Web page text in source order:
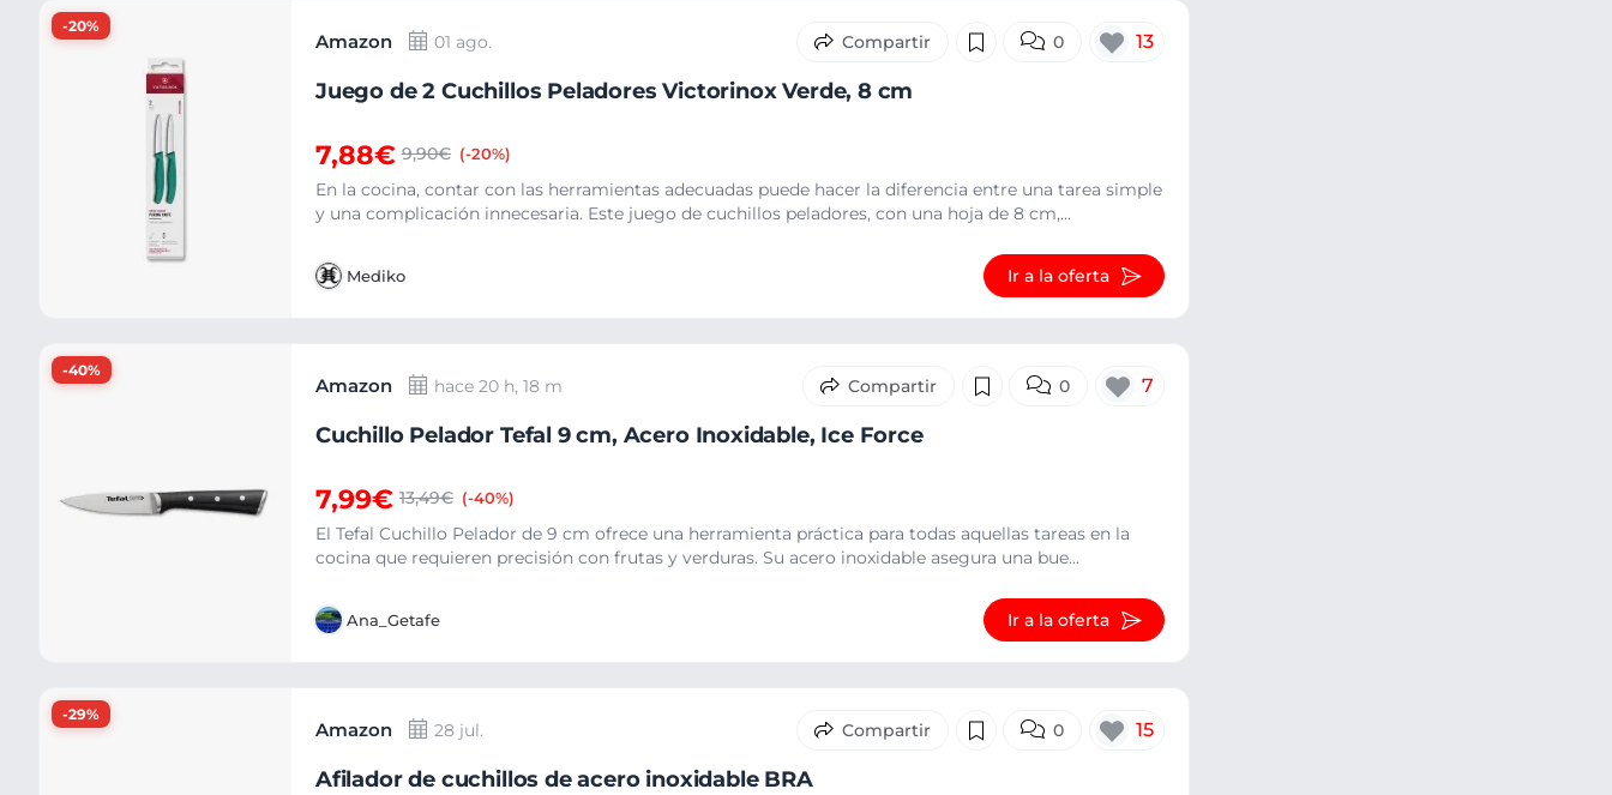
-20%
Amazon 01 ago. 0 13
Juego de 2 Cuchillos Peladores Victorinox Verde, 8 cm
7,88€ 9,90€ (-20%)
En la cocina, contar con las herramientas adecuadas puede hacer la diferencia entre una tarea simple
y una complicación innecesaria. Este juego de cuchillos peladores, con una hoja de 8 cm,...
Mediko Ir a la oferta
-40%
Amazon hace 20 h, 18 m 0 7
Cuchillo Pelador Tefal 9 cm, Acero Inoxidable, Ice Force
7,99€ 13,49€ (-40%)
El Tefal Cuchillo Pelador de 9 cm ofrece una herramienta práctica para todas aquellas tareas en la
cocina que requieren precisión con frutas y verduras. Su acero inoxidable asegura una bue...
Ana_Getafe Ir a la oferta
-29%
Amazon 28 jul. 0 15
Afilador de cuchillos de acero inoxidable BRA